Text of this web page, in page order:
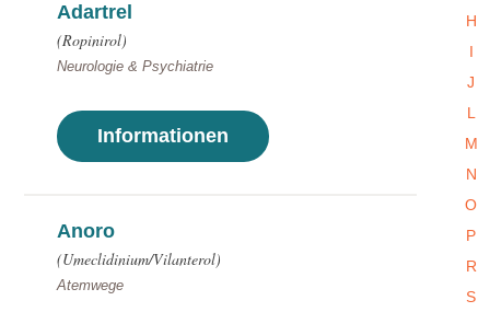
Adartrel
(Ropinirol)
Neurologie & Psychiatrie
Informationen
Anoro
(Umeclidinium/Vilanterol)
Atemwege
H
I
J
L
M
N
O
P
R
S